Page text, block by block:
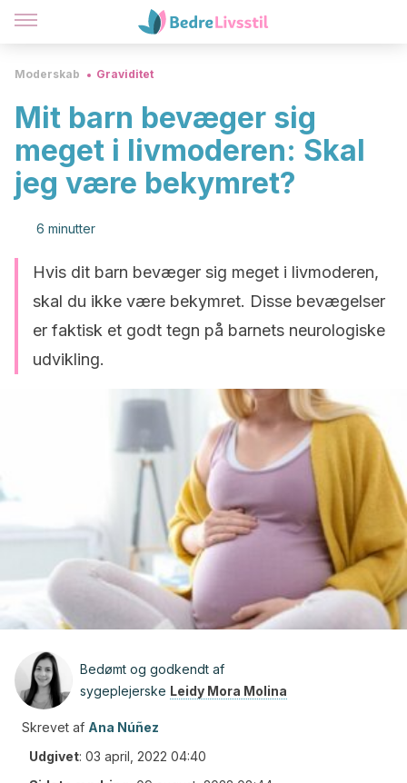
Moderskab Graviditet
Mit barn bevæger sig
meget i livmoderen: Skal
jeg være bekymret?
6 minutter
Hvis dit barn bevæger sig meget i livmoderen,
skal du ikke være bekymret. Disse bevægelser
er faktisk et godt tegn på barnets neurologiske
udvikling.
Bedømt og godkendt af
sygeplejerske Leidy Mora Molina
Skrevet af Ana Núñez
Udgivet: 03 april, 2022 04:40